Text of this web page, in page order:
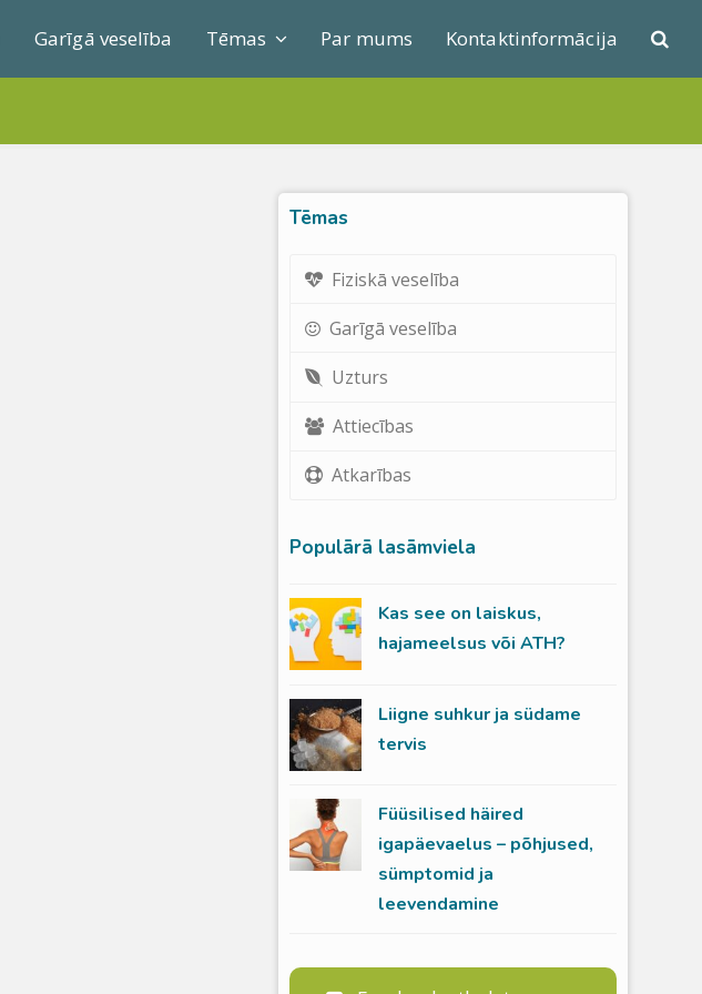
Garīgā veselība Tēmas Par mums Kontaktinformācija
Tēmas
Fiziskā veselība
Garīgā veselība
Uzturs
Attiecības
Atkarības
Populārā lasāmviela
Kas see on laiskus,
hajameelsus või ATH?
Liigne suhkur ja südame
tervis
Füüsilised häired
igapäevaelus – põhjused,
sümptomid ja
leevendamine